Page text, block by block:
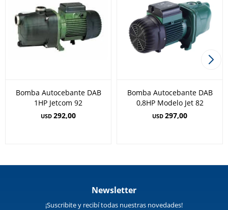
Bomba Autocebante DAB
1HP Jetcom 92
USD 292,00
Bomba Autocebante DAB
0,8HP Modelo Jet 82
USD 297,00
Newsletter
¡Suscribite y recibí todas nuestras novedades!